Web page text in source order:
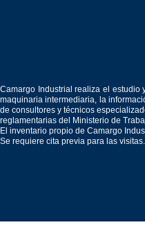
Camargo Industrial realiza el estudio
maquinaria intermediaria, la
de consultores y técnicos
reglamentarias del Ministerio de
El inventario propio de Camargo
Se requiere cita previa para las visitas.